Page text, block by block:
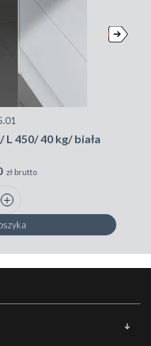
L 450/ 40 kg/ biała
zł brutto